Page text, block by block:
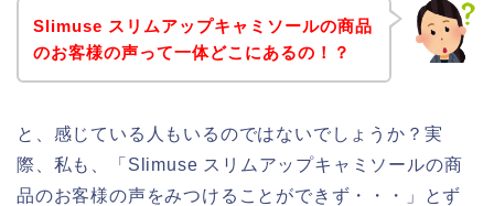
Slimuse スリムアップキャミソールの商品
のお客様の声って一体どこにあるの！？
と、感じている人もいるのではないでしょうか？実
際、私も、「Slimuse スリムアップキャミソールの商
品のお客様の声をみつけることができず・・・」とず